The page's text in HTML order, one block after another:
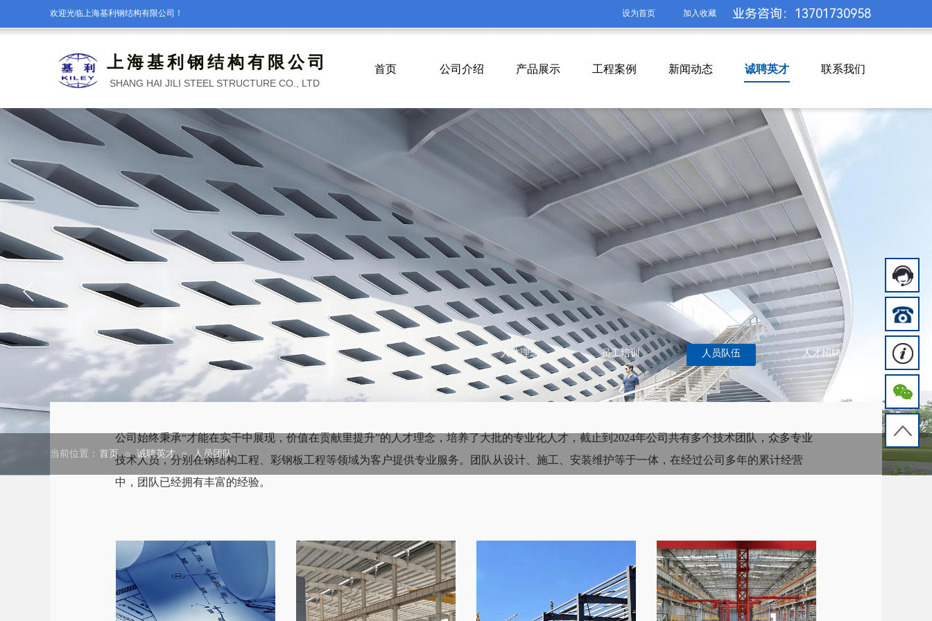
设为首页 加入收藏
欢迎光临上海基利钢结构有限公司！ 业务咨询： 13701730958
上海基利钢结构有限公司
SHANG HAI JILI STEEL STRUCTURE CO., LTD
首页 公司介绍 产品展示 工程案例 新闻动态 诚聘英才 联系我们
人才理念 员工培训 人员队伍 人才招聘
公司始终秉承“才能在实干中展现，价值在贡献里提升”的人才理念，培养了大批的专业化人才，截止到2024年公司共有多个技术团队，众多专业
技术人员，分别在钢结构工程、彩钢板工程等领域为客户提供专业服务。团队从设计、施工、安装维护等于一体，在经过公司多年的累计经营
中，团队已经拥有丰富的经验。
当前位置： 首页 ⊙ 诚聘英才 ⊙ 人员团队